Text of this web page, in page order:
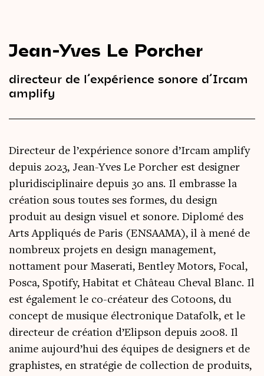
Jean-Yves Le Porcher
directeur de l’expérience sonore d’Ircam
amplify
Directeur de l’expérience sonore d’Ircam amplify
depuis 2023, Jean-Yves Le Porcher est designer
pluridisciplinaire depuis 30 ans. Il embrasse la
création sous toutes ses formes, du design
produit au design visuel et sonore. Diplomé des
Arts Appliqués de Paris (ENSAAMA), il à mené de
nombreux projets en design management,
nottament pour Maserati, Bentley Motors, Focal,
Posca, Spotify, Habitat et Château Cheval Blanc. Il
est également le co-créateur des Cotoons, du
concept de musique électronique Datafolk, et le
directeur de création d’Elipson depuis 2008. Il
anime aujourd’hui des équipes de designers et de
graphistes, en stratégie de collection de produits,